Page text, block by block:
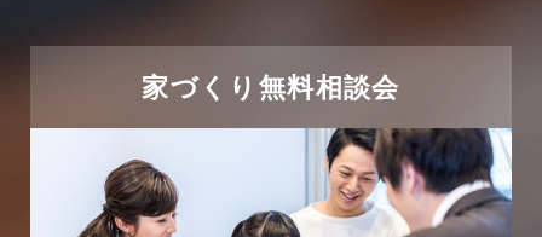
太陽光発電活用事例
市民リフォームサービス
2023年12月
2023年11月
家づくり無料相談会